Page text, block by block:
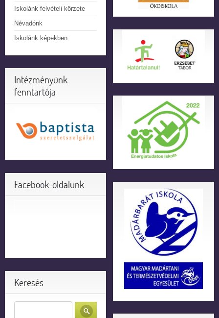
Iskolánk felvételi körzete
Névadónk
Iskolánk képekben
Intézményünk
fenntartója
Facebook-oldalunk
Keresés